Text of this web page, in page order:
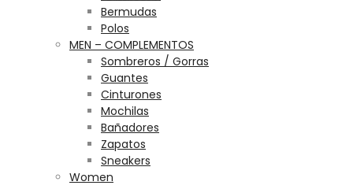
Bermudas
Polos
MEN – COMPLEMENTOS
Sombreros / Gorras
Guantes
Cinturones
Mochilas
Bañadores
Zapatos
Sneakers
Women